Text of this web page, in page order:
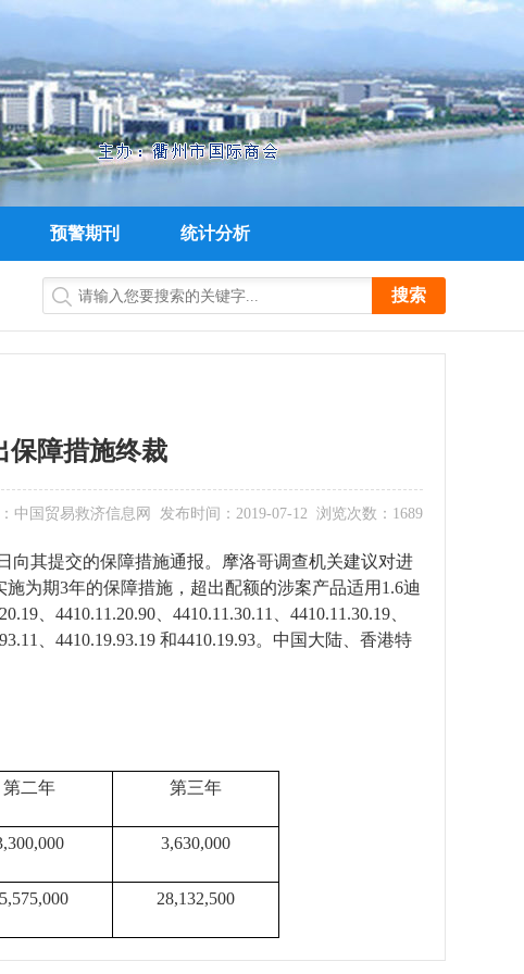
预警期刊 统计分析
保障措施终裁
中国贸易救济信息网 发布时间：2019-07-12 浏览次数：1689
日向其提交的保障措施通报。摩洛哥调查机关建议对进
施为期3年的保障措施，超出配额的涉案产品适用 1.6迪
4410.11.20.90 4410.11.30.11 4410.11.30.19
4410.19.93.19 和4410.19.93。中国大陆、香港特
第二年 第三年
3,630,000
28,132,500